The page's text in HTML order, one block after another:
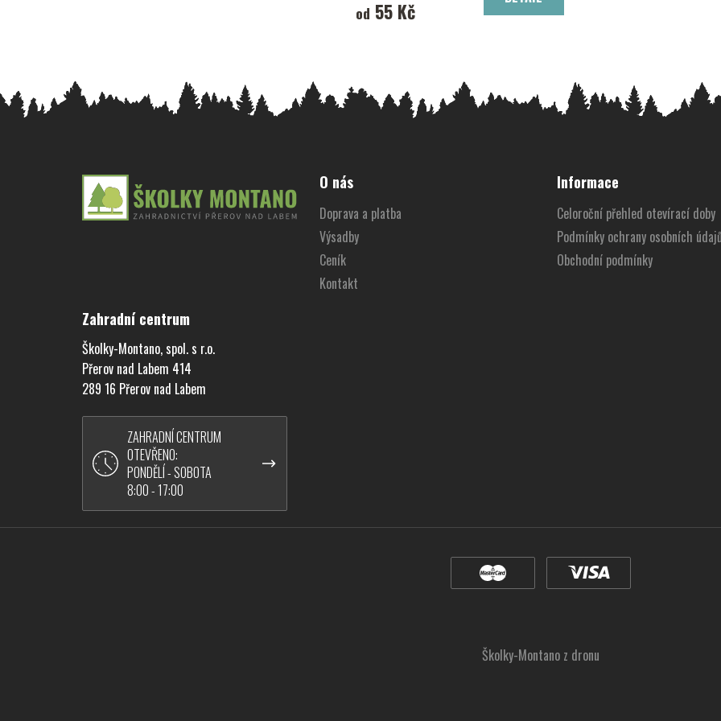
od 55 Kč
O nás
Doprava a platba
Výsadby
Ceník
Kontakt
Informace
Celoroční přehled otevírací doby
Podmínky ochrany osobních
Obchodní podmínky
Zahradní centrum
Školky-Montano, spol. s r.o.
Přerov nad Labem 414
289 16 Přerov nad Labem
ZAHRADNÍ CENTRUM
OTEVŘENO:
PONDĚLÍ - SOBOTA
8:00 - 17:00
Školky-Montano z dronu